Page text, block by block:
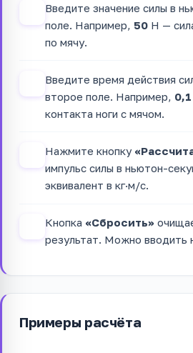
Введите значение силы в
поле. Например, 50 Н —
по мячу.
Введите время действия
второе поле. Например, 0,1
контакта ноги с мячом.
Нажмите кнопку
импульс силы в ньютон-
эквивалент в кг·м/с.
Кнопка «Сбросить»
результат. Можно вводить
Примеры расчёта